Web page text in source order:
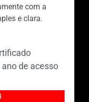
com a
e clara.
ano de acesso